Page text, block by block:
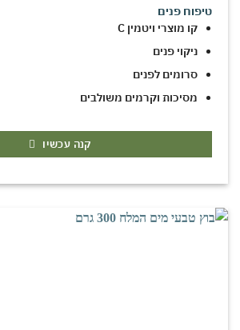
טיפוח פנים
קו מוצרי ויטמין C
ניקוי פנים
סרומים לפנים
מסיכות וקרמים משולבים
קנה עכשיו